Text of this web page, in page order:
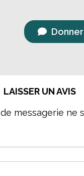
LAISSER UN AVIS
messagerie ne